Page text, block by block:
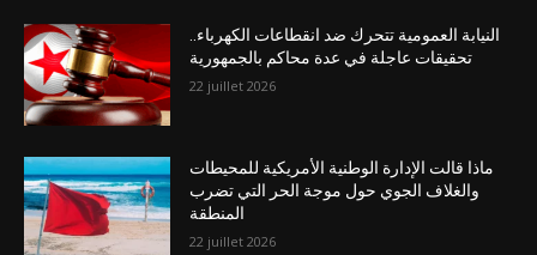
النيابة العمومية تتحرك ضد انقطاعات الكهرباء..
تحقيقات عاجلة في عدة محاكم بالجمهورية
22 juillet 2026
ماذا قالت الإدارة الوطنية الأمريكية للمحيطات
والغلاف الجوي حول موجة الحر التي تضرب
المنطقة
22 juillet 2026